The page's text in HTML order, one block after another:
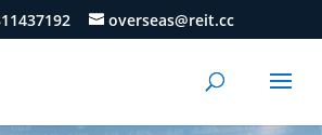
overseas@reit.cc